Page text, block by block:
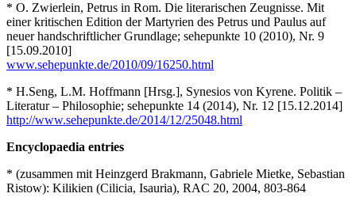
* O. Zwierlein, Petrus in Rom. Die literarischen Zeugnisse. Mit
einer kritischen Edition der Martyrien des Petrus und Paulus auf
neuer handschriftlicher Grundlage; sehepunkte 10 (2010), Nr. 9
[15.09.2010]
www.sehepunkte.de/2010/09/16250.html
* H.Seng, L.M. Hoffmann [Hrsg.], Synesios von Kyrene. Politik –
Literatur – Philosophie; sehepunkte 14 (2014), Nr. 12 [15.12.2014]
http://www.sehepunkte.de/2014/12/25048.html
Encyclopaedia entries
* (zusammen mit Heinzgerd Brakmann, Gabriele Mietke, Sebastian
Ristow): Kilikien (Cilicia, Isauria), RAC 20, 2004, 803-864